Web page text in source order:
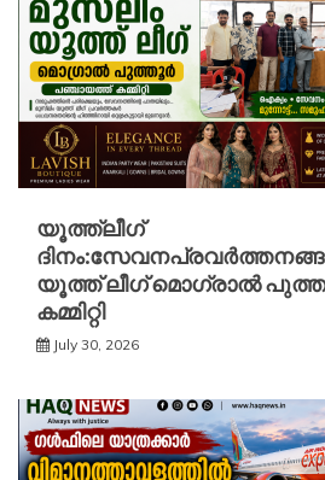
യൂത്ത്ലീഗ്
യൂത്ത് ലീഗ് മൊഗ്രാൽ
കമ്മിറ്റി
July 30, 2026